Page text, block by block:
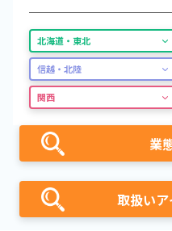
北海道・東北
信越・北陸
関西
業
取扱い